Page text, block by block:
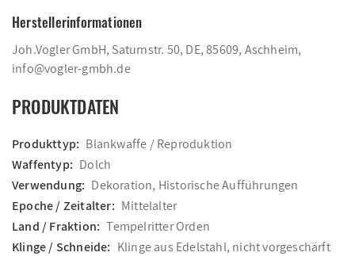
Herstellerinformationen
Joh.Vogler GmbH, Saturnstr. 50, DE, 85609, Aschheim,
info@vogler-gmbh.de
PRODUKTDATEN
Produkttyp: Blankwaffe / Reproduktion
Waffentyp: Dolch
Verwendung: Dekoration, Historische Aufführungen
Epoche / Zeitalter: Mittelalter
Land / Fraktion: Tempelritter Orden
Klinge / Schneide: Klinge aus Edelstahl, nicht vorgeschärft